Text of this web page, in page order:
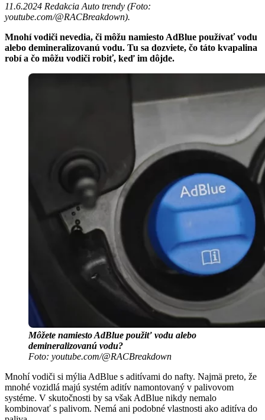
11.6.2024 Redakcia Auto trendy (Foto:
youtube.com/@RACBreakdown).
Mnohí vodiči nevedia, či môžu namiesto AdBlue používať vodu
alebo demineralizovanú vodu. Tu sa dozviete, čo táto kvapalina
robí a čo môžu vodiči robiť, keď im dôjde.
Môžete namiesto AdBlue použiť vodu alebo
demineralizovanú vodu?
Foto: youtube.com/@RACBreakdown
Mnohí vodiči si mýlia AdBlue s aditívami do nafty. Najmä preto, že
mnohé vozidlá majú systém aditív namontovaný v palivovom
systéme. V skutočnosti by sa však AdBlue nikdy nemalo
kombinovať s palivom. Nemá ani podobné vlastnosti ako aditíva do